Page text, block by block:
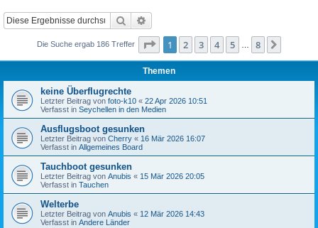
Suche
Die Suche ergab 186 Treffer Seite 1von
1 2 3 4 5 8
Themen
keine Überflugrechte
Letzter Beitrag von foto-k10 « 22 Apr 2026 10:51
Verfasst in Seychellen in den Medien
Ausflugsboot gesunken
Letzter Beitrag von Cherry « 16 Mär 2026 16:07
Verfasst in Allgemeines Board
Tauchboot gesunken
Letzter Beitrag von Anubis « 15 Mär 2026 20:05
Verfasst in Tauchen
Welterbe
Letzter Beitrag von Anubis « 12 Mär 2026 14:43
Verfasst in Andere Länder